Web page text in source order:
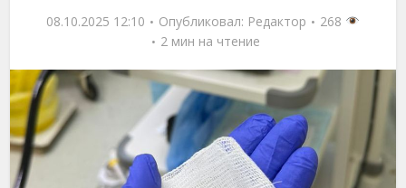
08.10.2025 12:10 Опубликовал: Редактор
268
2 мин на чтение